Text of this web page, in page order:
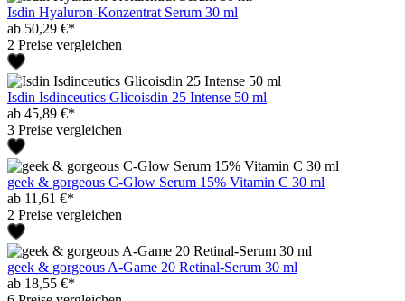
Isdin Hyaluron-Konzentrat Serum 30 ml
ab 50,29 €*
2 Preise vergleichen
Isdin Isdinceutics Glicoisdin 25 Intense 50 ml
ab 45,89 €*
3 Preise vergleichen
geek & gorgeous C-Glow Serum 15% Vitamin C 30 ml
ab 11,61 €*
2 Preise vergleichen
geek & gorgeous A-Game 20 Retinal-Serum 30 ml
ab 18,55 €*